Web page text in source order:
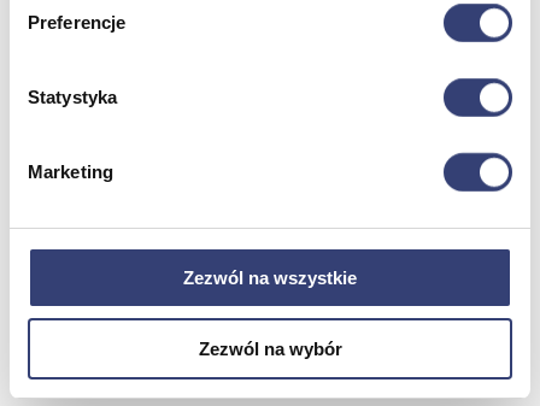
Preferencje
Statystyka
Marketing
Zezwól na wszystkie
Zezwól na wybór
Spa & Wellness
Fotele do masażu
Zobacz wszystko
Dofinansowania
Dofinansowania